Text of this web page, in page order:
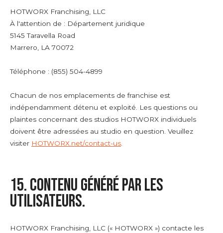
HOTWORX Franchising, LLC
À l'attention de : Département juridique
5145 Taravella Road
Marrero, LA 70072
Téléphone : (855) 504-4899
Chacun de nos emplacements de franchise est
indépendamment détenu et exploité. Les questions ou
plaintes concernant des studios HOTWORX individuels
doivent être adressées au studio en question. Veuillez
visiter HOTWORX.net/contact-us
15. CONTENU GÉNÉRÉ PAR LES
UTILISATEURS.
HOTWORX Franchising, LLC (« HOTWORX ») contacte les